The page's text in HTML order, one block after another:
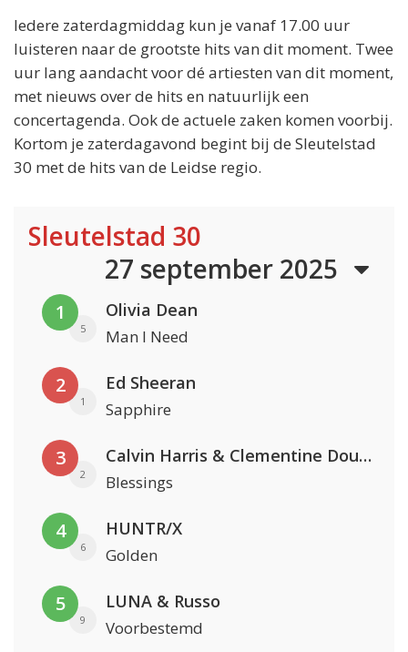
Iedere zaterdagmiddag kun je vanaf 17.00 uur
luisteren naar de grootste hits van dit moment. Twee
uur lang aandacht voor dé artiesten van dit moment,
met nieuws over de hits en natuurlijk een
concertagenda. Ook de actuele zaken komen voorbij.
Kortom je zaterdagavond begint bij de Sleutelstad
30 met de hits van de Leidse regio.
Sleutelstad 30
27 september 2025
1
5
Olivia Dean
Man I Need
2
1
Ed Sheeran
Sapphire
3
2
Calvin Harris & Clementine Douglas
Blessings
4
6
HUNTR/X
Golden
5
9
LUNA & Russo
Voorbestemd